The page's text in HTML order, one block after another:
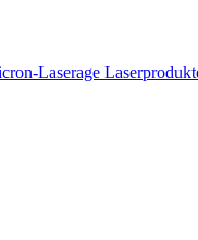
Laserage